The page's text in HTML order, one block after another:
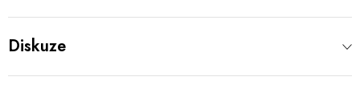
Diskuze